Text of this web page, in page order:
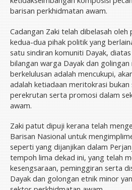
barisan perkhidmatan awam.
Cadangan Zaki telah dibelasah oleh
kedua-dua pihak politik yang
satu sindiran komuniti Dayak,
bilangan warga Dayak dan
berkelulusan adalah mencukupi,
adalah ketiadaan meritokrasi bukan
perekrutan serta promosi dalam
awam.
Zaki patut dipuji kerana telah
Barisan Nasional untuk
seperti yang dijanjikan dalam
tempoh lima dekad ini, yang telah
kesengsaraan, peminggiran serta
Dayak dan golongan etnik minor